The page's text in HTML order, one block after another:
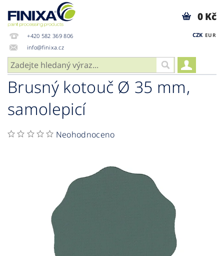
+420 582 369 806
info@finixa.cz
CZK EUR
0 Kč
Brusný kotouč Ø 35 mm,
samolepicí
Neohodnoceno